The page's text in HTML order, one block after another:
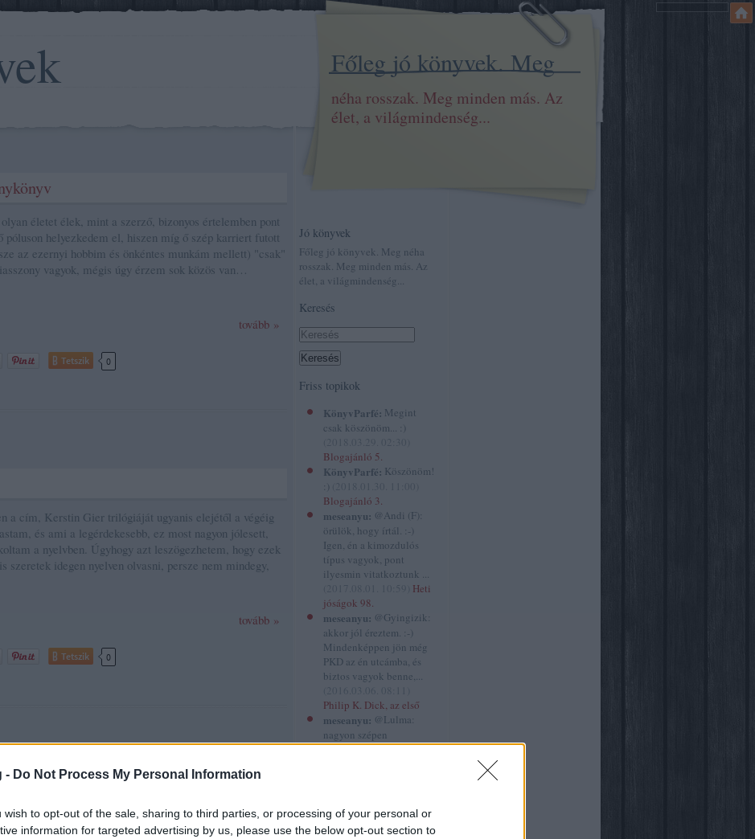
- Do Not Process My Personal Information
wish to opt-out of the sale, sharing to third parties, or processing of your personal or
information for targeted advertising by us, please use the below opt-out section to
Főleg jó könyvek. Meg
néha rosszak. Meg minden más. Az
élet, a világmindenség...
Jó könyvek
Főleg jó könyvek. Meg néha
rosszak. Meg minden más. Az
élet, a világmindenség...
Keresés
Friss topikok
KönyvParfé: Megint
csak köszönöm... :)
Blogajánló 5.
KönyvParfé: Köszönöm!
:)
Blogajánló 3.
meseanyu: @Andi (F):
örülök, hogy írtál. :-)
Igen, én a kimozdulós
típus vagyok, pont
ilyesmin vitatkoztunk ...
Heti
jóságok 98.
meseanyu: @Gyingizik:
akkor jól éreztem. :-)
Mindenképpen jön még
PKD az én utcámba, és
biztos vagyok benne,...
Philip K. Dick, az első
meseanyu: @Lulma:
nagyon szépen
köszönöm. :-)
sorstársak
életet élek, mint a szerző, bizonyos értelemben pont
póluson helyezkedem el, hiszen míg ő szép karriert futott
az ezernyi hobbim és önkéntes munkám mellett) "csak"
vagyok, mégis úgy érzem sok közös van…
tovább »
Tetszik 0
a cím, Kerstin Gier trilógiáját ugyanis elejétől a végéig
és ami a legérdekesebb, ez most nagyon jólesett,
a nyelvben. Úgyhogy azt leszögezhetem, hogy ezek
szeretek idegen nyelven olvasni, persze nem mindegy,
tovább »
Tetszik 0